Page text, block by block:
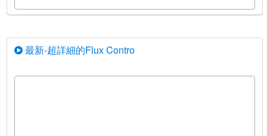
最新-超詳細的Flux Contro